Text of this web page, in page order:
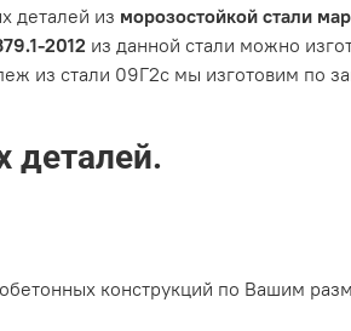
деталей из морозостойкой стали
2012 из данной стали можно
из стали 09Г2с мы изготовим по
деталей.
конструкций по Вашим